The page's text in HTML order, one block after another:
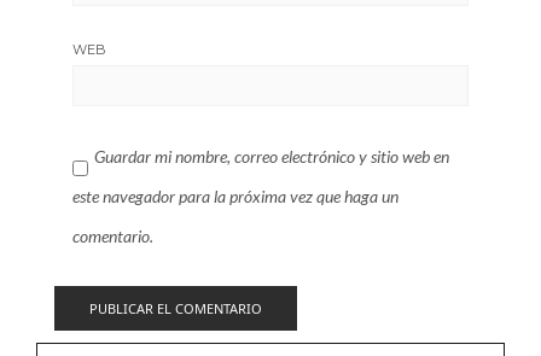
WEB
Guardar mi nombre, correo electrónico y sitio web en
este navegador para la próxima vez que haga un
comentario.